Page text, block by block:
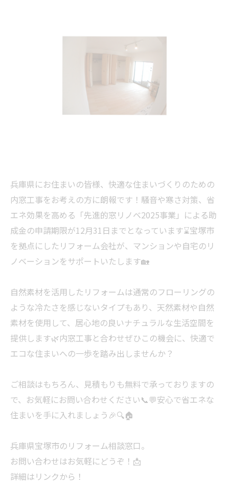
兵庫県にお住まいの皆様、快適な住まいづくりのための
内窓工事をお考えの方に朗報です！騒音や寒さ対策、省
エネ効果を高める「先進的窓リノベ2025事業」による助
成金の申請期限が12月31日までとなっています⌛宝塚市
を拠点にしたリフォーム会社が、マンションや自宅のリ
ノベーションをサポートいたします🏡
自然素材を活用したリフォームは通常のフローリングの
ような冷たさを感じないタイプもあり、天然素材や自然
素材を使用して、居心地の良いナチュラルな生活空間を
提供します🌿内窓工事と合わせぜひこの機会に、快適で
エコな住まいへの一歩を踏み出しませんか？
ご相談はもちろん、見積もりも無料で承っておりますの
で、お気軽にお問い合わせください📞💬安心で省エネな
住まいを手に入れましょう🎉🔍🏠
兵庫県宝塚市のリフォーム相談窓口。
お問い合わせはお気軽にどうぞ！📩
詳細はリンクから！